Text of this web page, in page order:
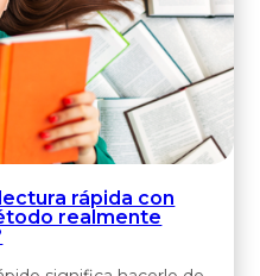
rápida con
realmente